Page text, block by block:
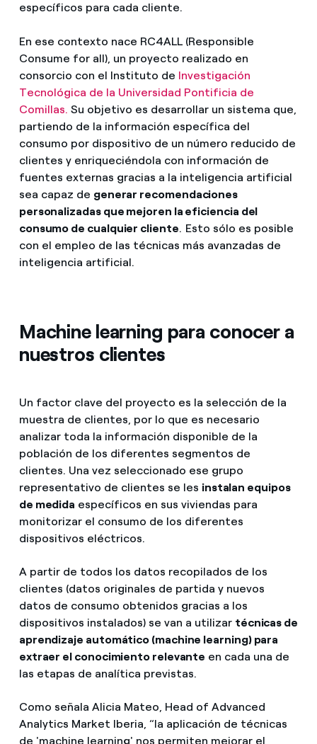
específicos para cada cliente.
En ese contexto nace RC4ALL (Responsible
Consume for all), un proyecto realizado en
consorcio con el Instituto de Investigación
Tecnológica de la Universidad Pontificia de
Comillas. Su objetivo es desarrollar un sistema que,
partiendo de la información específica del
consumo por dispositivo de un número reducido de
clientes y enriqueciéndola con información de
fuentes externas gracias a la inteligencia artificial
sea capaz de generar recomendaciones
personalizadas que mejoren la eficiencia del
consumo de cualquier cliente. Esto sólo es posible
con el empleo de las técnicas más avanzadas de
inteligencia artificial.
Machine learning para conocer a
nuestros clientes
Un factor clave del proyecto es la selección de la
muestra de clientes, por lo que es necesario
analizar toda la información disponible de la
población de los diferentes segmentos de
clientes. Una vez seleccionado ese grupo
representativo de clientes se les instalan equipos
de medida específicos en sus viviendas para
monitorizar el consumo de los diferentes
dispositivos eléctricos.
A partir de todos los datos recopilados de los
clientes (datos originales de partida y nuevos
datos de consumo obtenidos gracias a los
dispositivos instalados) se van a utilizar técnicas de
aprendizaje automático (machine learning) para
extraer el conocimiento relevante en cada una de
las etapas de analítica previstas.
Como señala Alicia Mateo, Head of Advanced
Analytics Market Iberia, “la aplicación de técnicas
de 'machine learning' nos permiten mejorar el